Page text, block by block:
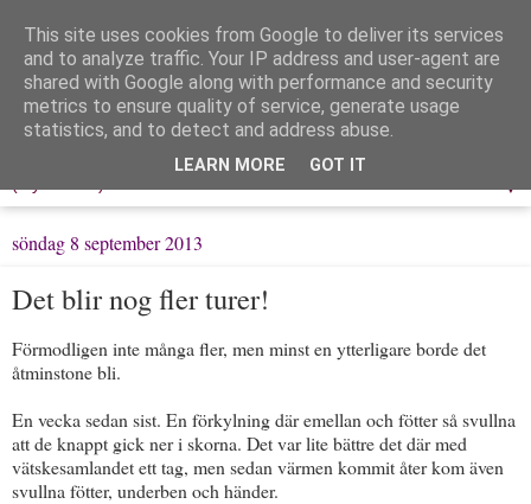
Löpning & Livet
Mitt liv, mina tankar & min träning
▼
söndag 8 september 2013
Det blir nog fler turer!
Förmodligen inte många fler, men minst en ytterligare borde det
åtminstone bli.
En vecka sedan sist. En förkylning där emellan och fötter så svullna
att de knappt gick ner i skorna. Det var lite bättre det där med
vätskesamlandet ett tag, men sedan värmen kommit åter kom även
svullna fötter, underben och händer.
This site uses cookies from Google to deliver its services
and to analyze traffic. Your IP address and user-agent are
shared with Google along with performance and security
metrics to ensure quality of service, generate usage
statistics, and to detect and address abuse.
LEARN MORE GOT IT